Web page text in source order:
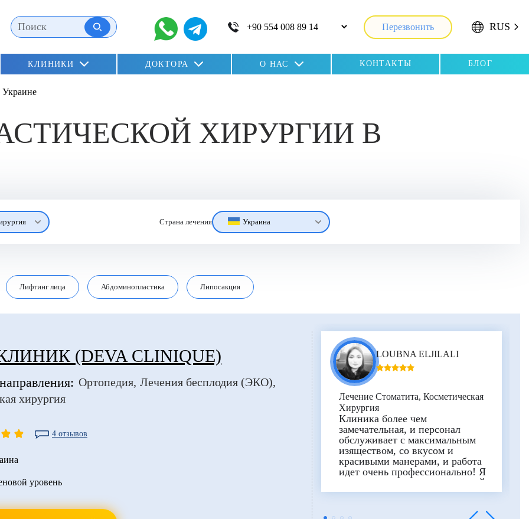
Перезвонить RUS
КЛИНИКИ ДОКТОРА О НАС КОНТАКТЫ БЛОГ
Украине
ХИРУРГИИ В
Страна лечения Украина
Лифтинг лица Абдоминопластика Липосакция
(DEVA CLINIQUE)
Ортопедия Лечения бесплодия (ЭКО)
хирургия
4 отзывов
уровень
LOUBNA ELJILALI
Лечение Стоматита, Косметическая
Хирургия
Клиника более чем
замечательная, и персонал
обслуживает с максимальным
изяществом, со вкусом и
красивыми манерами, и работа
идет очень профессионально! Я
советую всем иметь дело с этой
клиникой. №1 в Киеве и во
косметической хирургии. Я